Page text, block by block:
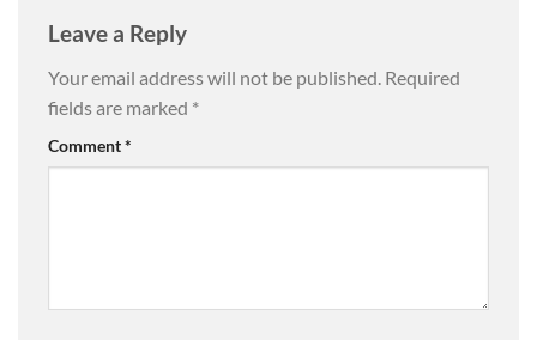
Leave a Reply
Your email address will not be published. Required
fields are marked *
Comment*